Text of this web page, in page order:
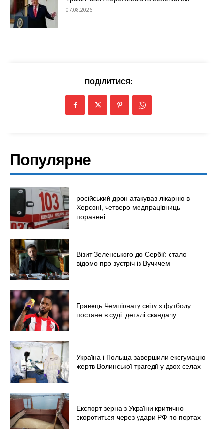
07.08.2026
ПОДІЛИТИСЯ:
Популярне
російський дрон атакував лікарню в
Херсоні, четверо медпрацівниць
поранені
Візит Зеленського до Сербії: стало
відомо про зустріч із Вучичем
Гравець Чемпіонату світу з футболу
постане в суді: деталі скандалу
Україна і Польща завершили ексгумацію
жертв Волинської трагедії у двох селах
Експорт зерна з України критично
скоротиться через удари РФ по портах